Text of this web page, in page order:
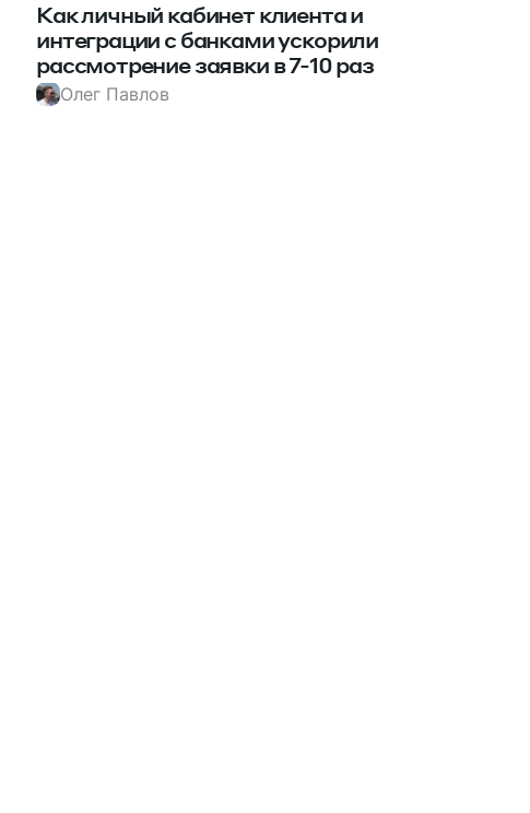
Как личный кабинет клиента и
интеграции с банками ускорили
рассмотрение заявки в 7-10 раз
Олег Павлов